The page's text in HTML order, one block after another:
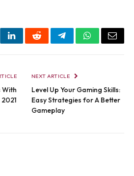
LinkedInRedditTelegramWhatsApp
Email
With
NEXT ARTICLE
Level Up Your Gaming Skills:
Easy Strategies for A Better
Gameplay